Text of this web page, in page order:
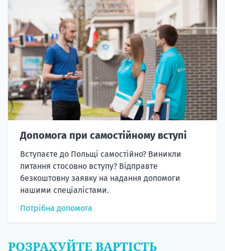
Допомога при самостійному вступі
Вступаєте до Польщі самостійно? Виникли
питання стосовно вступу? Відправте
безкоштовну заявку на надання допомоги
нашими спеціалістами.
Потрібна допомога
РОЗРАХУЙТЕ ВАРТІСТЬ